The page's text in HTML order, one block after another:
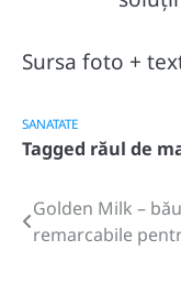
Sursa foto +
SANATATE
Tagged răul de
Post
navigation
Golden Milk –
remarcabile